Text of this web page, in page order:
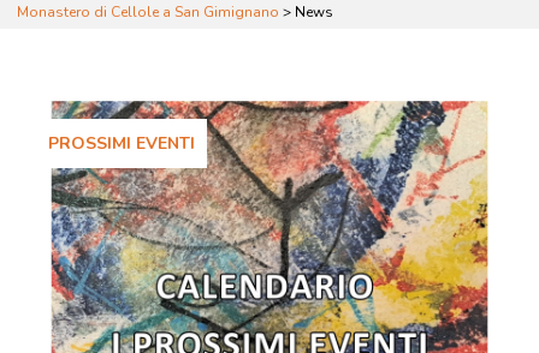
Monastero di Cellole a San Gimignano > News
PROSSIMI EVENTI